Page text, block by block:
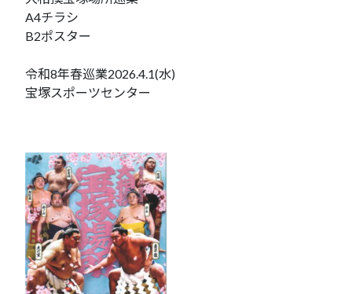
A4チラシ
B2ポスター
令和8年春巡業2026.4.1(水)
宝塚スポーツセンター